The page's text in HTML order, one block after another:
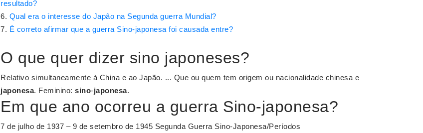
resultado?
Qual era o interesse do Japão na Segunda guerra Mundial?
É correto afirmar que a guerra Sino-japonesa foi causada entre?
O que quer dizer sino japoneses?
Relativo simultaneamente à China e ao Japão. ... Que ou quem tem origem ou nacionalidade chinesa e
japonesa. Feminino: sino-japonesa.
Em que ano ocorreu a guerra Sino-japonesa?
7 de julho de 1937 – 9 de setembro de 1945 Segunda Guerra Sino-Japonesa/Períodos